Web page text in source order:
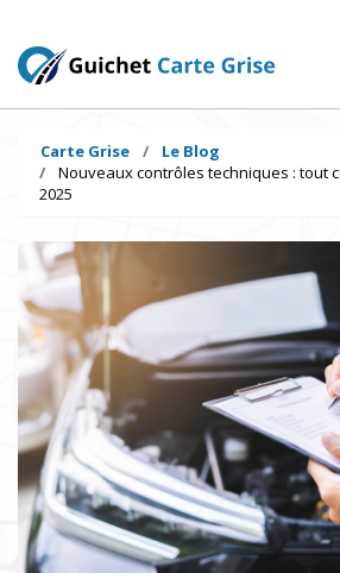
Carte Grise
Le Blog
Nouveaux contrôles techniques : tout
2025